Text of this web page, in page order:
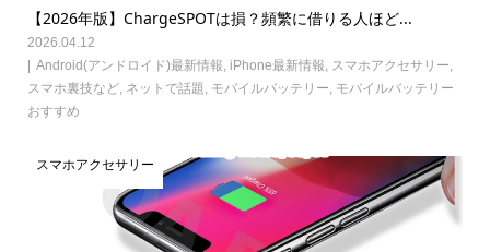
【2026年版】ChargeSPOTは損？頻繁に借りる人ほど...
2026.04.12
Android(アンドロイド)最新情報 iPhone最新情報 スマホアクセサリー
スマホ裏技など, ネットで話題 モバイルバッテリー モバイルバッテリー
おすすめ
スマホアクセサリー